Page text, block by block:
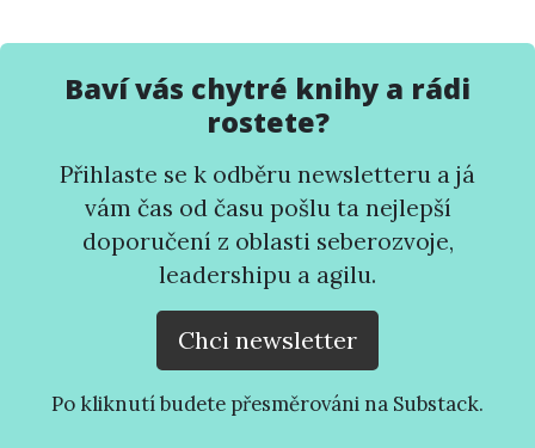
Baví vás chytré knihy a rádi
rostete?
Přihlaste se k odběru newsletteru a já
vám čas od času pošlu ta nejlepší
doporučení z oblasti seberozvoje,
leadershipu a agilu.
Chci newsletter
Po kliknutí budete přesměrováni na Substack.